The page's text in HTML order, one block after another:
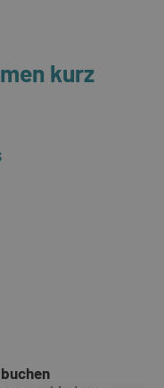
kurz